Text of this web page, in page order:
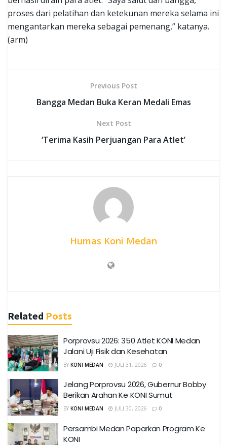
proses dari pelatihan dan ketekunan mereka selama ini
mengantarkan mereka sebagai pemenang,” katanya.
(arm)
Previous Post
Bangga Medan Buka Keran Medali Emas
Next Post
‘Terima Kasih Perjuangan Para Atlet’
Humas Koni Medan
Related Posts
Porprovsu 2026: 350 Atlet KONI Medan
Jalani Uji Fisik dan Kesehatan
BY KONI MEDAN JULI 31, 2026 0
Jelang Porprovsu 2026, Gubernur Bobby
Berikan Arahan Ke KONI Sumut
BY KONI MEDAN JULI 30, 2026 0
Persambi Medan Paparkan Program Ke
KONI